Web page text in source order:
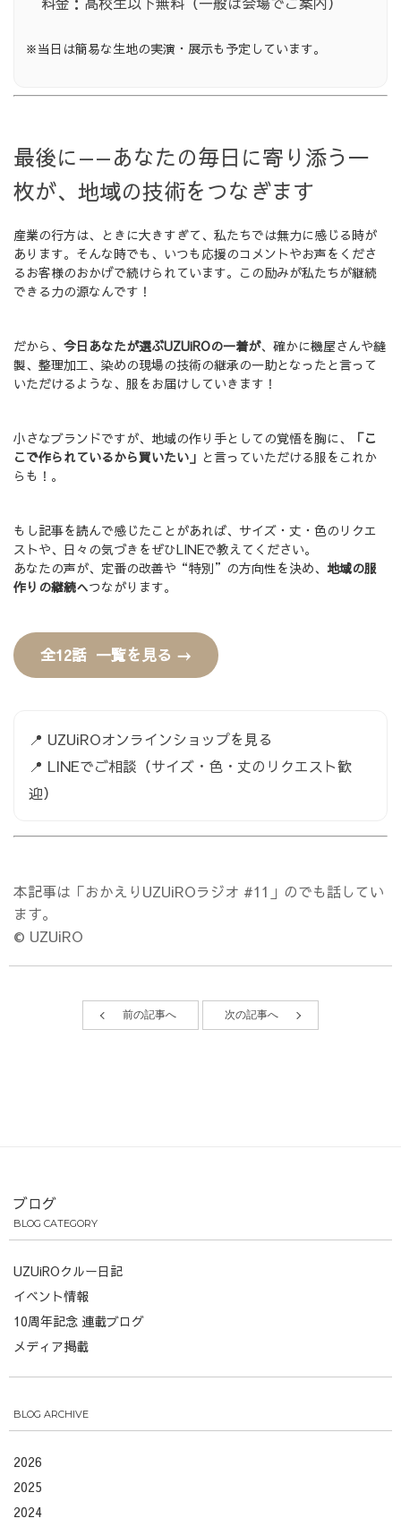
※当日は簡易な生地の実演・展示も予定しています。
最後に——あなたの毎日に寄り添う一
枚が、地域の技術をつなぎます
産業の行方は、ときに大きすぎて、私たちでは無力に感じる時が
あります。そんな時でも、いつも応援のコメントやお声をくださ
るお客様のおかげで続けられています。この励みが私たちが継続
できる力の源なんです！
だから、 今日あなたが選ぶUZUiROの一着が、確かに機屋さんや縫
製、整理加工、染めの現場の技術の継承の一助となったと言って
いただけるような、服をお届けしていきます！
小さなブランドですが、地域の作り手としての覚悟を胸に、
「こ
こで作られているから買いたい」 と言っていただける服をこれか
らも！。
もし記事を読んで感じたことがあれば、サイズ・丈・色のリクエ
ストや、日々の気づきをぜひLINEで教えてください。
あなたの声が、定番の改善や“特別”の方向性を決め、 地域の服
作りの継続へつながります。
全12話 一覧を見る →
📍 UZUiROオンラインショップを見る
📍 LINEでご相談（サイズ・色・丈のリクエスト歓
迎）
本記事は「おかえりUZUiROラジオ #11」のでも話してい
ます。
© UZUiRO
前の記事へ 次の記事へ
ブログ
BLOG CATEGORY
UZUiROクルー日記
イベント情報
10周年記念 連載ブログ
メディア掲載
BLOG ARCHIVE
2026
2025
2024